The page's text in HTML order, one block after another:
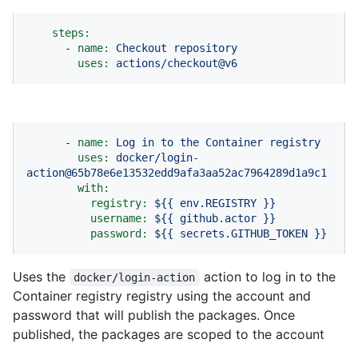
steps:
-
name: Checkout
repository
uses:
actions/checkout@v6
- name: Log in to the Container
registry
uses:
docker/login-
action@65b78e6e13532edd9afa3aa52ac7964289d1a9c1
with:
registry:
${{ env.REGISTRY }}
username:
${{ github.actor }}
password:
${{ secrets.GITHUB_TOKEN }}
Uses the docker/login-action
action to log in to the
Container registry registry using the account and
password that will publish the packages. Once
published, the packages are scoped to the account